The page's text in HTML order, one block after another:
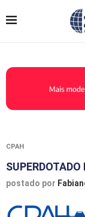
CPAH
postado por